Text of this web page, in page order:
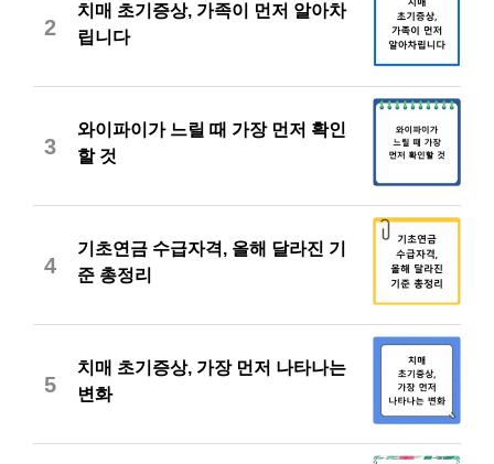
2
치매 초기증상, 가족이 먼저 알아차
립니다
3
와이파이가 느릴 때 가장 먼저 확인
할 것
4
기초연금 수급자격, 올해 달라진 기
준 총정리
5
치매 초기증상, 가장 먼저 나타나는
변화